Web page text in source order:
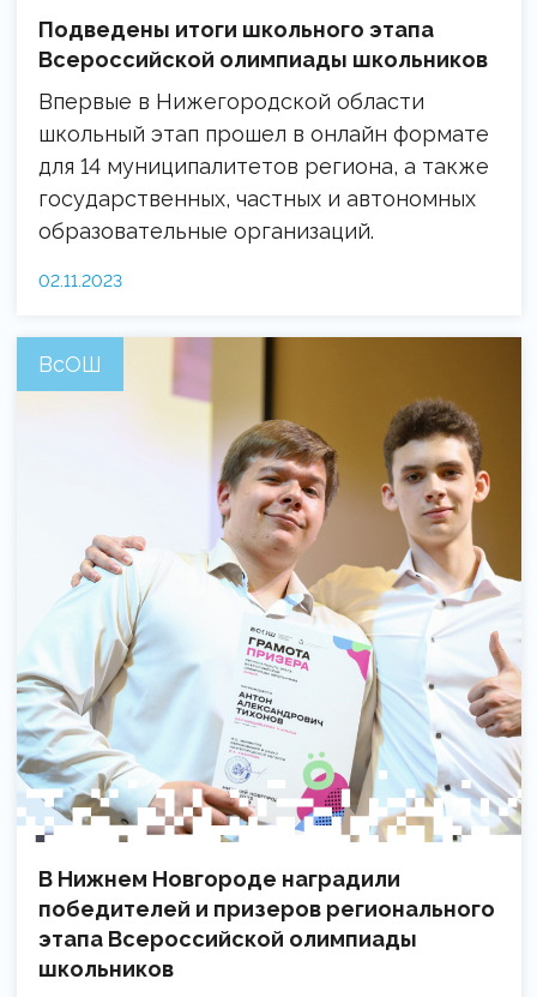
Подведены итоги школьного этапа
Всероссийской олимпиады школьников
Впервые в Нижегородской области
школьный этап прошел в онлайн формате
для 14 муниципалитетов региона, а также
государственных, частных и автономных
образовательные организаций.
02.11.2023
ВсОШ
В Нижнем Новгороде наградили
победителей и призеров регионального
этапа Всероссийской олимпиады
школьников